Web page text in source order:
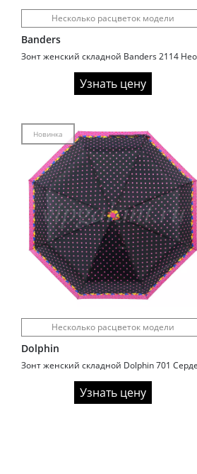
Несколько расцветок модели
Banders
Узнать цену
Новинка
Несколько расцветок модели
Dolphin
Узнать цену